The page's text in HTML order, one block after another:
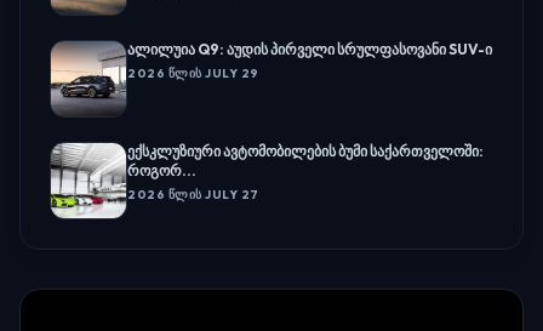
ალილუია Q9: აუდის პირველი სრულფასოვანი SUV-ი
2026 ᲬᲚᲘᲡ JULY 29
ექსკლუზიური ავტომობილების ბუმი საქართველოში:
როგორ...
2026 ᲬᲚᲘᲡ JULY 27